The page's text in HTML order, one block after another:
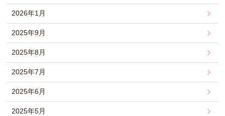
2026年1月
2025年9月
2025年8月
2025年7月
2025年6月
2025年5月